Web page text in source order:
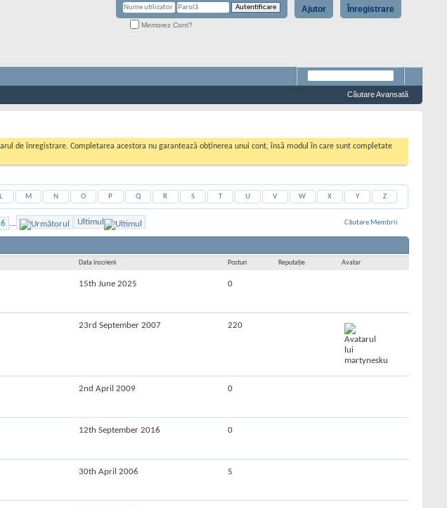
Înregistrare
Ajutor
Memorez Cont?
Căutare Avansată
de înregistrare. Completarea acestora nu garantează obținerea unui cont, însă modul în care sunt completate
L M N O P Q R S T U V W X Y Z
... Ultimul Căutare Membrii
Data înscrierii Posturi Reputaţie Avatar
15th June 2025 0
23rd September 2007 220
2nd April 2009 0
12th September 2016 0
30th April 2006 5